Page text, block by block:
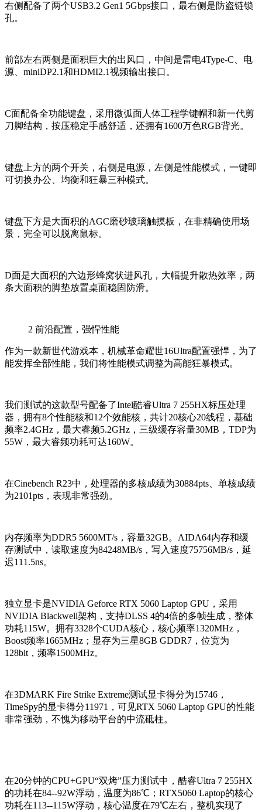
右侧配备了两个USB3.2 Gen1 5Gbps接口，最右侧是防盗链锁
孔。
前部左右两侧是面积巨大的出风口，中间是雷电4Type-C、电
源、miniDP2.1和HDMI2.1视频输出接口。
C面配备全功能键盘，采用微弧面人体工程学键帽和新一代剪
刀脚结构，按压稳定手感舒适，还拥有1600万色RGB背光。
键盘上方的两个开关，右侧是电源，左侧是性能模式，一键即
可切换办公、均衡和狂暴三种模式。
键盘下方是大面积的AGC磨砂玻璃触摸板，在非精确使用场
景，完全可以脱离鼠标。
D面是大面积的六边形蜂窝状进风孔，大幅提升散热效率，两
条大面积的脚垫放置桌面稳固防滑。
2 前沿配置，强悍性能
作为一款新世代游戏本，机械革命耀世16Ultra配置强悍，为了
能发挥全部性能，我们将性能模式调整为高能狂暴模式。
我们测试的这款型号配备了Intel酷睿Ultra 7 255HX标压处理
器，拥有8个性能核和12个效能核，共计20核心20线程，基础
频率2.4GHz，最大睿频5.2GHz，三级缓存容量30MB，TDP为
55W，最大睿频功耗可达160W。
在Cinebench R23中，处理器的多核成绩为30884pts、单核成绩
为2101pts，表现非常强劲。
内存频率为DDR5 5600MT/s，容量32GB。AIDA64内存和缓
存测试中，读取速度为84248MB/s，写入速度75756MB/s，延
迟111.5ns。
独立显卡是NVIDIA Geforce RTX 5060 Laptop GPU，采用
NVIDIA Blackwell架构，支持DLSS 4的4倍的多帧生成，整体
功耗115W。拥有3328个CUDA核心，核心频率1320MHz，
Boost频率1665MHz；显存为三星8GB GDDR7，位宽为
128bit，频率1500MHz。
在3DMARK Fire Strike Extreme测试显卡得分为15746，
TimeSpy的显卡得分11971，可见RTX 5060 Laptop GPU的性能
非常强劲，不愧为移动平台的中流砥柱。
在20分钟的CPU+GPU“双烤”压力测试中，酷睿Ultra 7 255HX
的功耗在84--92W浮动，温度为86℃；RTX5060 Laptop的核心
功耗在113--115W浮动，核心温度在79℃左右，整机实现了